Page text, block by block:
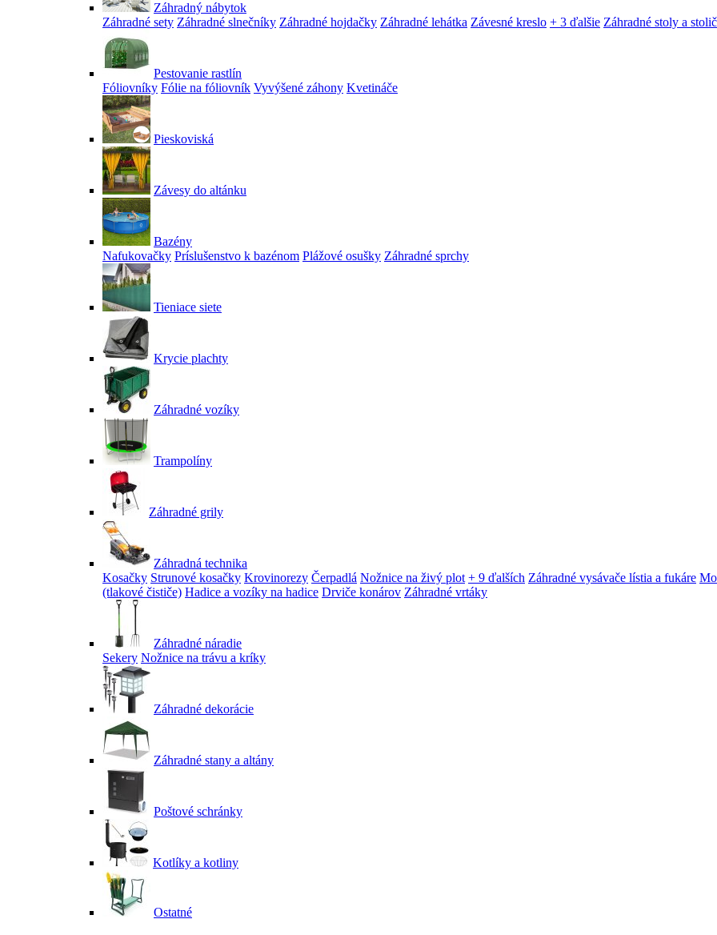
Záhradný nábytok
Záhradné sety Záhradné slnečníky Záhradné hojdačky Záhradné lehátka Závesné kreslo + 3 ďalšie Záhradné stoly a
Pestovanie rastlín
Fóliovníky Fólie na fóliovník Vyvýšené záhony Kvetináče
Pieskoviská
Závesy do altánku
Bazény
Nafukovačky Príslušenstvo k bazénom Plážové osušky Záhradné sprchy
Tieniace siete
Krycie plachty
Záhradné vozíky
Trampolíny
Záhradné grily
Záhradná technika
Kosačky Strunové kosačky Krovinorezy Čerpadlá Nožnice na živý plot + 9 ďalších Záhradné vysávače lístia a fukáre
(tlakové čističe) Hadice a vozíky na hadice Drviče konárov Záhradné vrtáky
Záhradné náradie
Sekery Nožnice na trávu a kríky
Záhradné dekorácie
Záhradné stany a altány
Poštové schránky
Kotlíky a kotliny
Ostatné